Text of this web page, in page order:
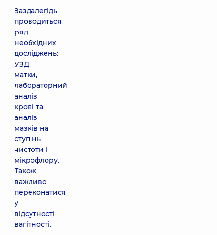
Заздалегідь
проводиться
ряд
необхідних
досліджень:
УЗД
матки,
лабораторний
аналіз
крові та
аналіз
мазків на
ступінь
чистоти і
мікрофлору.
Також
важливо
переконатися
у
відсутності
вагітності.